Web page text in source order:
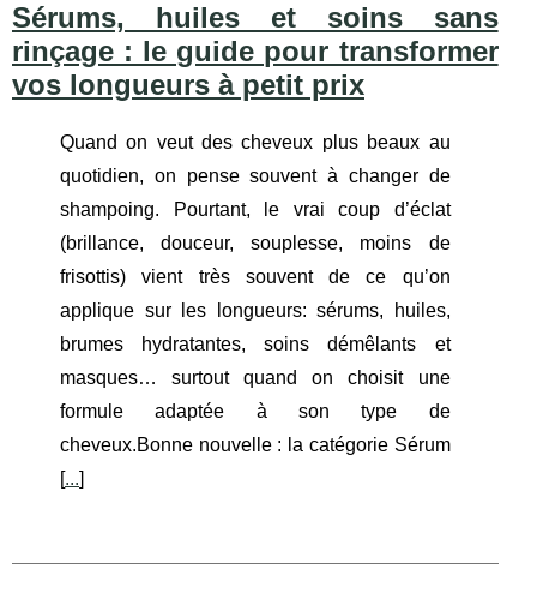
Sérums, huiles et soins sans
rinçage : le guide pour transformer
vos longueurs à petit prix
Quand on veut des cheveux plus beaux au
quotidien, on pense souvent à changer de
shampoing. Pourtant, le vrai coup d’éclat
(brillance, douceur, souplesse, moins de
frisottis) vient très souvent de ce qu’on
applique sur les longueurs: sérums, huiles,
brumes hydratantes, soins démêlants et
masques… surtout quand on choisit une
formule adaptée à son type de
cheveux.Bonne nouvelle : la catégorie Sérum
[...]